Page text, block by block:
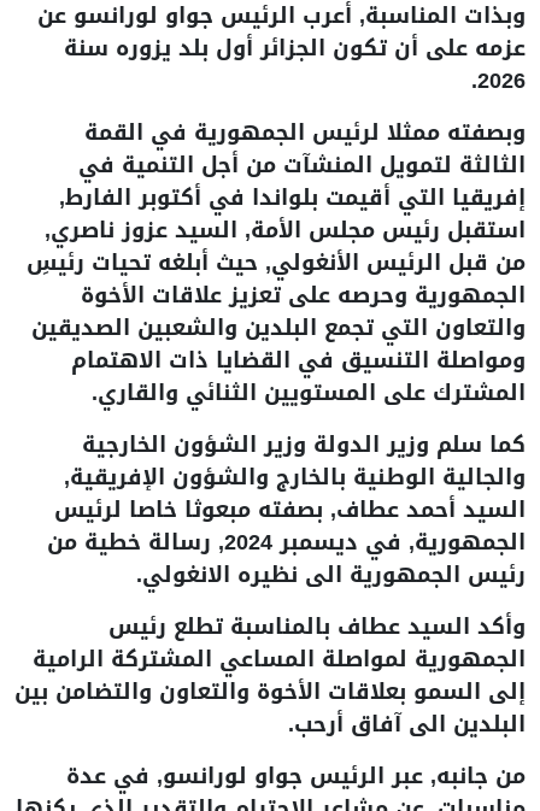
وبذات المناسبة, أعرب الرئيس جواو لورانسو عن
عزمه على أن تكون الجزائر أول بلد يزوره سنة
2026.
وبصفته ممثلا لرئيس الجمهورية في القمة
الثالثة لتمويل المنشآت من أجل التنمية في
إفريقيا التي أقيمت بلواندا في أكتوبر الفارط,
استقبل رئيس مجلس الأمة, السيد عزوز ناصري,
من قبل الرئيس الأنغولي, حيث أبلغه تحيات رئيسِ
الجمهورية وحرصه على تعزيز علاقات الأخوة
والتعاون التي تجمع البلدين والشعبين الصديقين
ومواصلة التنسيق في القضايا ذات الاهتمام
المشترك على المستويين الثنائي والقاري.
كما سلم وزير الدولة وزير الشؤون الخارجية
والجالية الوطنية بالخارج والشؤون الإفريقية,
السيد أحمد عطاف, بصفته مبعوثا خاصا لرئيس
الجمهورية, في ديسمبر 2024, رسالة خطية من
رئيس الجمهورية الى نظيره الانغولي.
وأكد السيد عطاف بالمناسبة تطلع رئيس
الجمهورية لمواصلة المساعي المشتركة الرامية
إلى السمو بعلاقات الأخوة والتعاون والتضامن بين
البلدين الى آفاق أرحب.
من جانبه, عبر الرئيس جواو لورانسو, في عدة